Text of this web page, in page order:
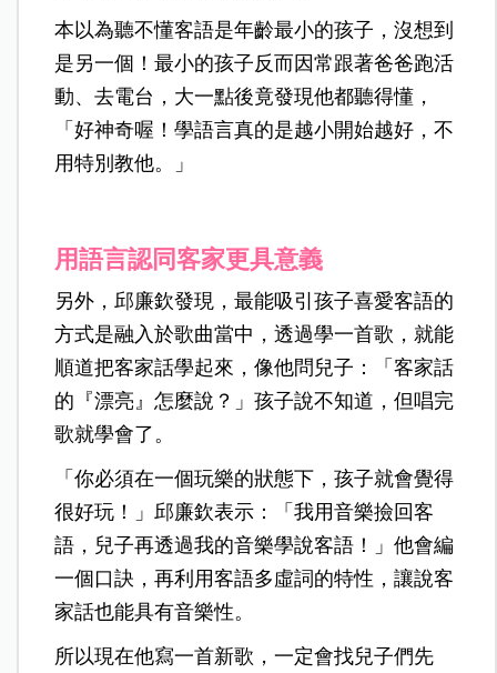
本以為聽不懂客語是年齡最小的孩子，沒想到
是另一個！最小的孩子反而因常跟著爸爸跑活
動、去電台，大一點後竟發現他都聽得懂，
「好神奇喔！學語言真的是越小開始越好，不
用特別教他。」
用語言認同客家更具意義
另外，邱廉欽發現，最能吸引孩子喜愛客語的
方式是融入於歌曲當中，透過學一首歌，就能
順道把客家話學起來，像他問兒子：「客家話
的『漂亮』怎麼說？」孩子說不知道，但唱完
歌就學會了。
「你必須在一個玩樂的狀態下，孩子就會覺得
很好玩！」邱廉欽表示：「我用音樂撿回客
語，兒子再透過我的音樂學說客語！」他會編
一個口訣，再利用客語多虛詞的特性，讓說客
家話也能具有音樂性。
所以現在他寫一首新歌，一定會找兒子們先